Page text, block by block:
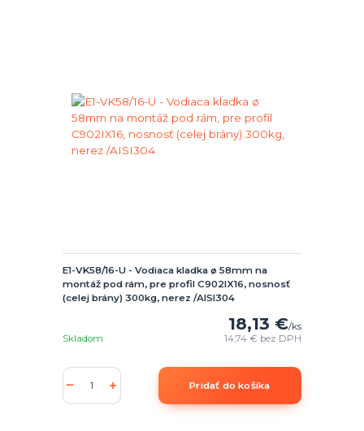
E1-VK58/16-U - Vodiaca kladka ø 58mm na
montáž pod rám, pre profil C902IX16, nosnosť
(celej brány) 300kg, nerez /AISI304
18,13 €/ks
14,74 € bez DPH
Skladom
Pridať do košíka